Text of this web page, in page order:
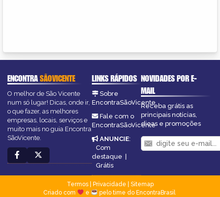
ENCONTRASÃOVICENTE
O melhor de São Vicente
num só lugar! Dicas, onde ir,
o que fazer, as melhores
empresas, locais, serviços e
muito mais no guia Encontra
SãoVicente.
LINKS RÁPIDOS
Sobre
EncontraSãoVicente
Fale com o
EncontraSãoVicente
ANUNCIE:
Com
destaque
Grátis
NOVIDADES POR E-
MAIL
Receba grátis as
principais notícias,
dicas e promoções
Termos| Privacidade
Sitemap
Criado com
e pelo time do EncontraBrasil